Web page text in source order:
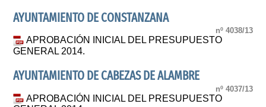
AYUNTAMIENTO DE CONSTANZANA
nº 4038/13
APROBACIÓN INICIAL DEL PRESUPUESTO
GENERAL 2014.
AYUNTAMIENTO DE CABEZAS DE ALAMBRE
nº 4037/13
APROBACIÓN INICIAL DEL PRESUPUESTO